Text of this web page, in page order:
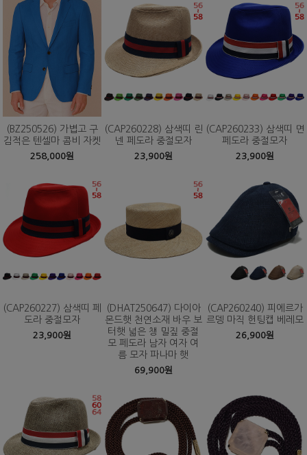
(BZ250526) 가볍고 구
김적은 텐셀마 콤비 자켓
258,000원
(CAP260228) 삼색띠 린
넨 페도라 중절모자
23,900원
(CAP260233) 삼색띠 면
페도라 중절모자
23,900원
(CAP260227) 삼색띠 페
도라 중절모자
23,900원
(DHAT250647) 다이아
몬드햇 천연소재 바우 보
터햇 넓은 챙 밀짚 중절
모 페도라 남자 여자 여
름 모자 파나마 햇
69,900원
(CAP260240) 피에르가
르뎅 마직 헌팅캡 베레모
26,900원